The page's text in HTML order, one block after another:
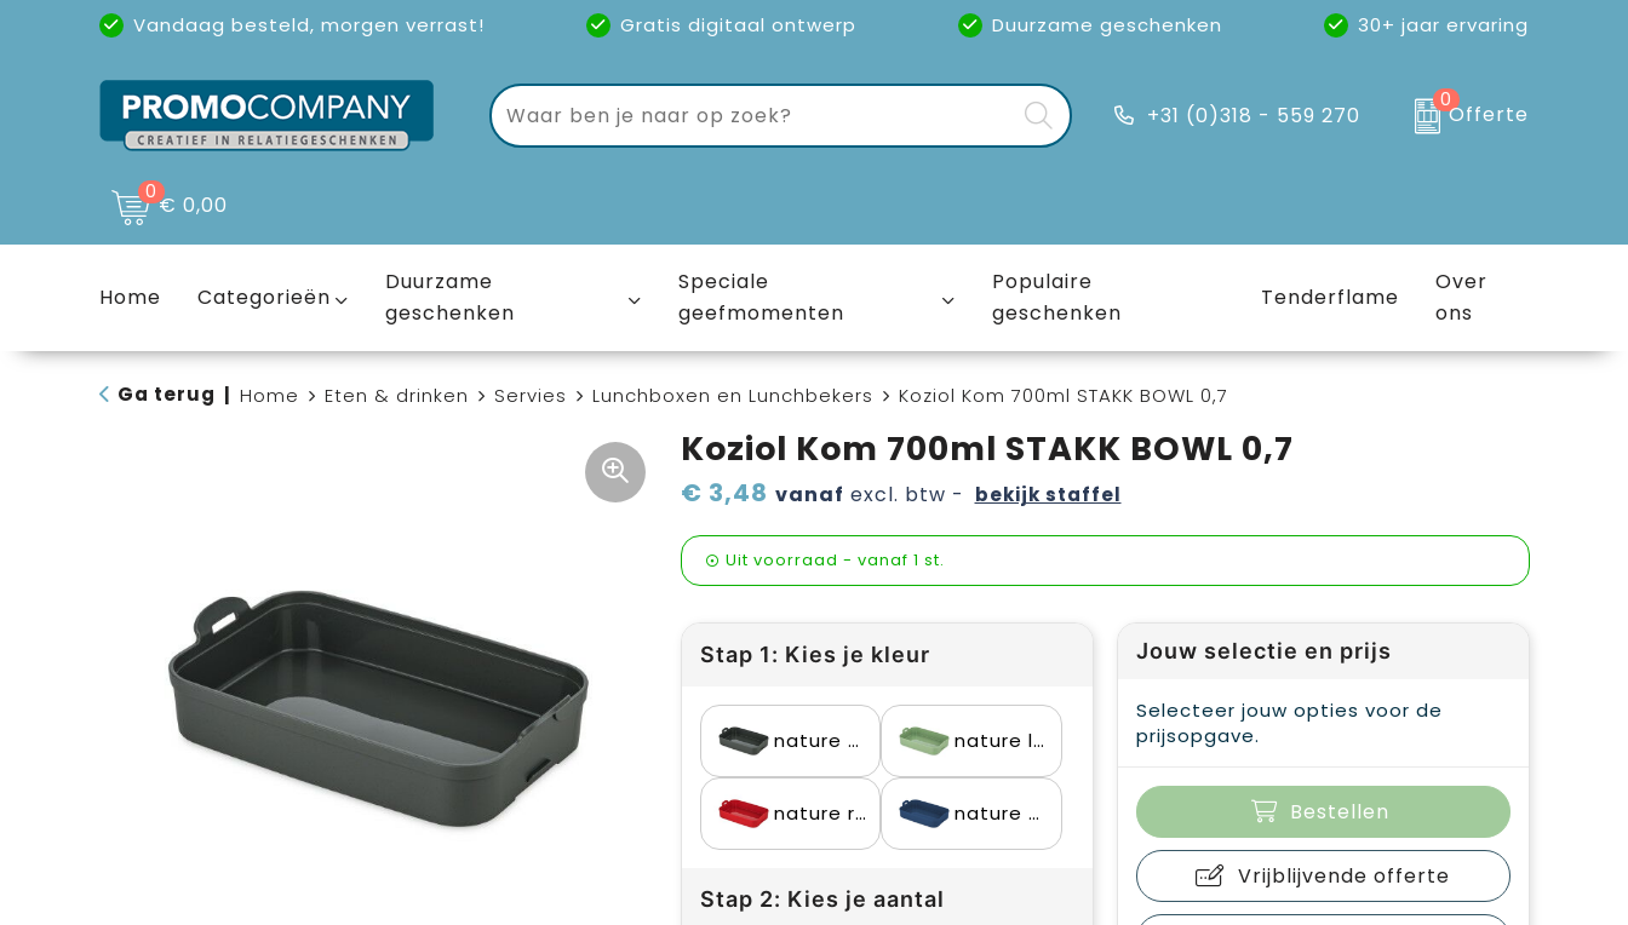
Vandaag besteld, morgen verrast! Gratis digitaal ontwerp Duurzame geschenken
30+ jaar ervaring
Uitstekende reviews(4,6/5)
+31 (0)318 - 559 270
0
Offerte
0€ 0,00
Home Categorieën
Duurzame
geschenken
Speciale
geefmomenten
Populaire
geschenken
Tenderflame
Over
ons
Ga terug Home Eten & drinken Servies Lunchboxen en Lunchbekers Koziol Kom 700ml STAKK BOWL 0,7
Koziol Kom 700ml STAKK BOWL 0,7
€ 3,48 vanaf excl. btw - bekijk staffel
Uit voorraad - vanaf 1 st.
Stap 1: Kies je kleur
nature ash grey nature leaf green
nature red nature shadow blue
Stap 2: Kies je aantal
Jouw selectie en prijs
Selecteer jouw opties voor de
prijsopgave.
Bestellen
Vrijblijvende offerte